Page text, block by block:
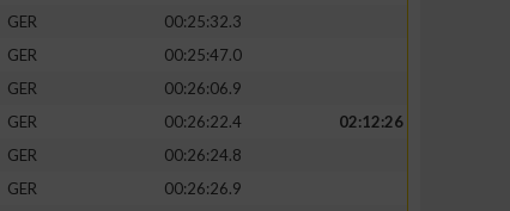
GER
00:25:32.3
GER
00:25:47.0
GER
00:26:06.9
GER 00:26:22.4
02:12:26
GER
00:26:24.8
GER
00:26:26.9